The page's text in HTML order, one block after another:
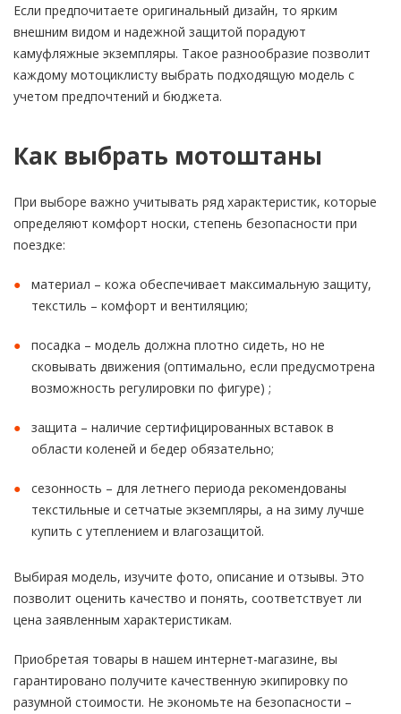
Если предпочитаете оригинальный дизайн, то ярким
внешним видом и надежной защитой порадуют
камуфляжные экземпляры. Такое разнообразие позволит
каждому мотоциклисту выбрать подходящую модель с
учетом предпочтений и бюджета.
Как выбрать мотоштаны
При выборе важно учитывать ряд характеристик, которые
определяют комфорт носки, степень безопасности при
поездке:
материал – кожа обеспечивает максимальную защиту,
текстиль – комфорт и вентиляцию;
посадка – модель должна плотно сидеть, но не
сковывать движения (оптимально, если предусмотрена
возможность регулировки по фигуре) ;
защита – наличие сертифицированных вставок в
области коленей и бедер обязательно;
сезонность – для летнего периода рекомендованы
текстильные и сетчатые экземпляры, а на зиму лучше
купить с утеплением и влагозащитой.
Выбирая модель, изучите фото, описание и отзывы. Это
позволит оценить качество и понять, соответствует ли
цена заявленным характеристикам.
Приобретая товары в нашем интернет-магазине, вы
гарантировано получите качественную экипировку по
разумной стоимости. Не экономьте на безопасности –